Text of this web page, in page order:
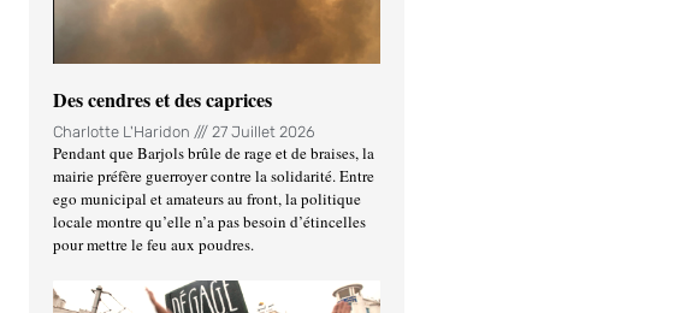
Des cendres et des caprices
Charlotte L'Haridon 27 Juillet 2026
Pendant que Barjols brûle de rage et de braises, la
mairie préfère guerroyer contre la solidarité. Entre
ego municipal et amateurs au front, la politique
locale montre qu’elle n’a pas besoin d’étincelles
pour mettre le feu aux poudres.